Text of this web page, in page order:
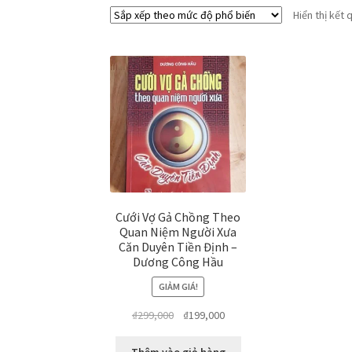
Hiển thị kết
Cưới Vợ Gả Chồng Theo
Quan Niệm Người Xưa
Căn Duyên Tiền Định –
Dương Công Hầu
GIẢM GIÁ!
₫299,000
Giá
là:
₫199,000Giá
tại